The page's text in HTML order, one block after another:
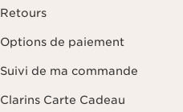
Retours
Options de paiement
Suivi de ma commande
Clarins Carte Cadeau